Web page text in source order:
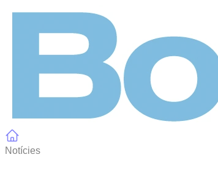
Notícies